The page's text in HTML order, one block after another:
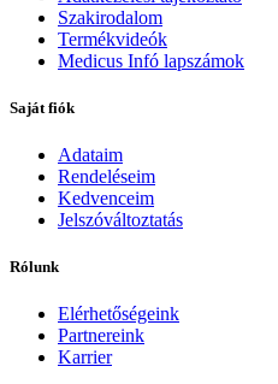
Szakirodalom
Termékvideók
Medicus Infó lapszámok
Saját fiók
Adataim
Rendeléseim
Kedvenceim
Jelszóváltoztatás
Rólunk
Elérhetőségeink
Partnereink
Karrier